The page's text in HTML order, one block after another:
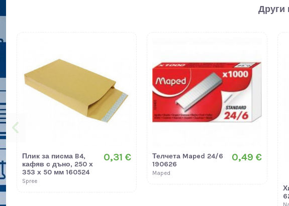
Други
Плик за писма B4,
кафяв с дъно, 250 х
353 х 50 мм 160524
Spree
0,31 €
Телчета Maped 24/6
190626
Maped
0,49 €